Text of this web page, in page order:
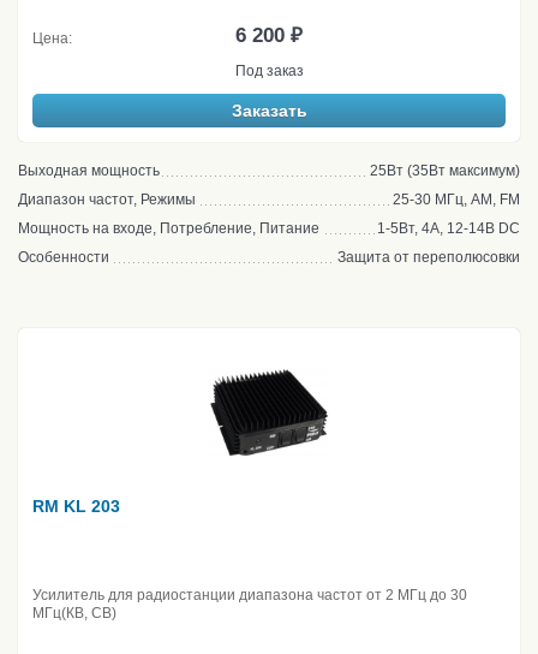
Цена: 6 200 ₽
Под заказ
Заказать
Выходная мощность
25Вт (35Вт максимум)
Диапазон частот, Режимы
25-30 МГц, AM, FM
Мощность на входе, Потребление, Питание
1-5Вт, 4А, 12-14В DC
Особенности
Защита от переполюсовки
RM KL 203
Усилитель для радиостанции диапазона частот от 2 МГц до 30
МГц(КВ, CB)